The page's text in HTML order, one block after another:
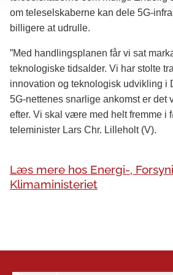
om teleselskaberne kan dele 5G-
billigere at udrulle.
”Med handlingsplanen får vi sat
teknologiske tidsalder. Vi har stolte
innovation og teknologisk udvikling i
5G-nettenes snarlige ankomst er det
efter. Vi skal være med helt fremme i
teleminister Lars Chr. Lilleholt (V).
Læs mere hos Energi-,
Klimaministeriet